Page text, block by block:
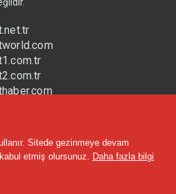
Sitede gezinmeye devam
etmiş olursunuz. Daha fazla bilgi